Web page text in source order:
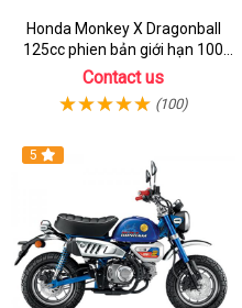
Honda Monkey X Dragonball
125cc phien bản giới hạn 100
chiếc từ 2 ký ức huyền thoại
Contact us
(100)
5